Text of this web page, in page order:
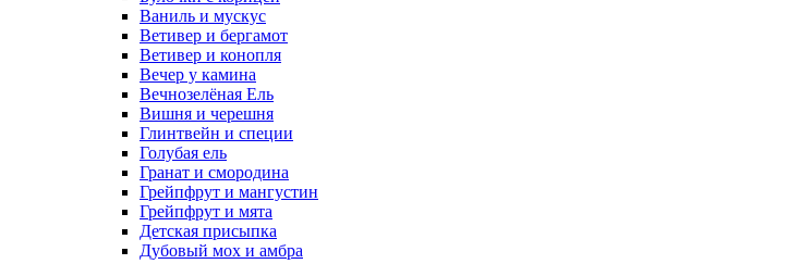
Ваниль и мускус
Ветивер и бергамот
Ветивер и конопля
Вечер у камина
Вечнозелёная Ель
Вишня и черешня
Глинтвейн и специи
Голубая ель
Гранат и смородина
Грейпфрут и мангустин
Грейпфрут и мята
Детская присыпка
Дубовый мох и амбра